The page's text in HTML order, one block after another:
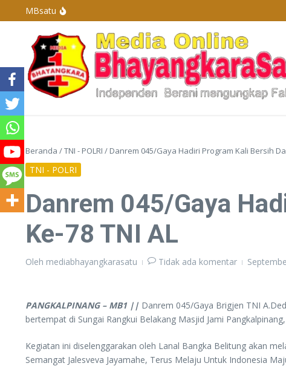
Lewati ke konten
MBsatu
Polres Basel Tangkap Pelaku Penganiayaan Di Desa
Polres Bangka Barat Melaksanakan Pengamanan
Penyelenggaraan Pengurus Karang Taruna Desa
Kapolda Kepulauan Bangka Belitung Berganti,
Beranda /TNI - POLRI / Danrem 045/Gaya Hadiri Program Kali Bersih
TNI - POLRI
Danrem 045/Gaya
Ke-78 TNI AL
Oleh mediabhayangkarasatu Tidak ada komentar
PANGKALPINANG – MB1 || Danrem 045/Gaya Brigjen TNI
bertempat di Sungai Rangkui Belakang Masjid Jami
Kegiatan ini diselenggarakan oleh Lanal Bangka Belitung akan
Semangat Jalesveva Jayamahe, Terus Melaju Untuk Indonesia